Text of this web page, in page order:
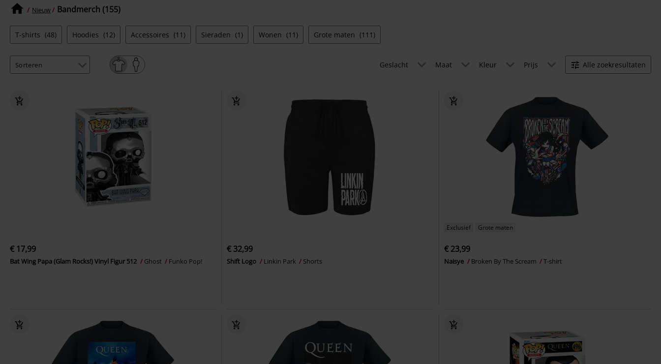
Nieuw Bandmerch (155)
T-shirts (48) Hoodies (12) Accessoires (11) Sieraden (1) Wonen (11) Grote maten (111)
Geslacht Maat Kleur Prijs Alle zoekresultaten
€ 17,99
Bat Wing Papa (Glam Rocks!) Vinyl Figur 512 Ghost Funko Pop!
€ 32,99
Shift Logo Linkin Park Shorts
Exclusief Grote maten
€ 23,99
Naisye Broken By The Scream T-shirt